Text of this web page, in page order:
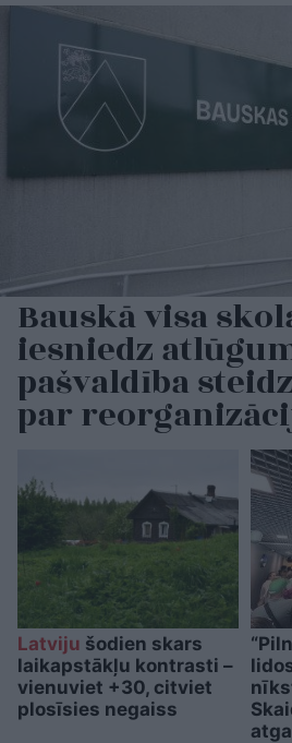
Bauskā visa
iesniedz
pašvaldība
par
Latviju šodien skars
laikapstākļu kontrasti –
vienuviet +30, citviet
plosīsies negaiss